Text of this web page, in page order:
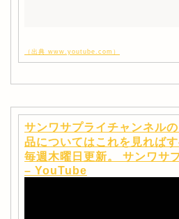
（出典 www.youtube.com）
サンワサプライチャンネル
品についてはこれを見ればす
毎週木曜日更新。 サンワサ
– YouTube